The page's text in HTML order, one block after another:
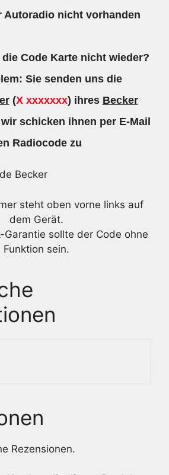
Autoradio nicht vorhanden
Code Karte nicht wieder?
Sie senden uns die
(X xxxxxxx) ihres Becker
schicken ihnen per E-Mail
Radiocode zu
steht oben vorne links auf
dem Gerät.
Garantie sollte der Code ohne
Funktion sein.
Rezensionen.